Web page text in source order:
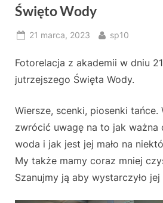
Święto Wody
Posted
21 marca, 2023 By
sp10
Fotorelacja z akademii w dniu
jutrzejszego Święta Wody.
Wiersze, scenki, piosenki
zwrócić uwagę na to jak ważna
woda i jak jest jej mało na
My także mamy coraz mniej
Szanujmy ją aby wystarczyło jej